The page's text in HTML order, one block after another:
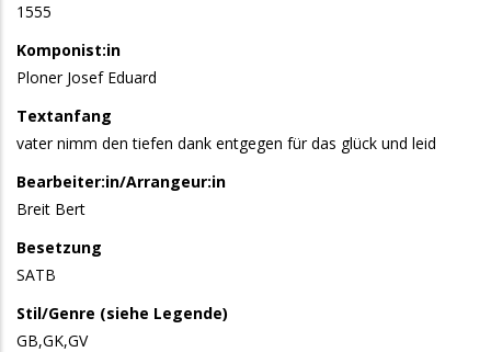
1555
Komponist:in
Ploner Josef Eduard
Textanfang
vater nimm den tiefen dank entgegen für das glück und leid
Bearbeiter:in/Arrangeur:in
Breit Bert
Besetzung
SATB
Stil/Genre (siehe Legende)
GB,GK,GV